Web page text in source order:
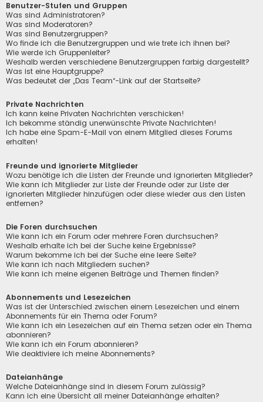
Benutzer-Stufen und Gruppen
Was sind Administratoren?
Was sind Moderatoren?
Was sind Benutzergruppen?
Wo finde ich die Benutzergruppen und wie trete ich ihnen bei?
Wie werde ich Gruppenleiter?
Weshalb werden verschiedene Benutzergruppen farbig dargestellt?
Was ist eine Hauptgruppe?
Was bedeutet der „Das Team“-Link auf der Startseite?
Private Nachrichten
Ich kann keine Privaten Nachrichten verschicken!
Ich bekomme ständig unerwünschte Private Nachrichten!
Ich habe eine Spam-E-Mail von einem Mitglied dieses Forums
erhalten!
Freunde und ignorierte Mitglieder
Wozu benötige ich die Listen der Freunde und ignorierten Mitglieder?
Wie kann ich Mitglieder zur Liste der Freunde oder zur Liste der
ignorierten Mitglieder hinzufügen oder diese wieder aus den Listen
entfernen?
Die Foren durchsuchen
Wie kann ich ein Forum oder mehrere Foren durchsuchen?
Weshalb erhalte ich bei der Suche keine Ergebnisse?
Warum bekomme ich bei der Suche eine leere Seite?
Wie kann ich nach Mitgliedern suchen?
Wie kann ich meine eigenen Beiträge und Themen finden?
Abonnements und Lesezeichen
Was ist der Unterschied zwischen einem Lesezeichen und einem
Abonnements für ein Thema oder Forum?
Wie kann ich ein Lesezeichen auf ein Thema setzen oder ein Thema
abonnieren?
Wie kann ich ein Forum abonnieren?
Wie deaktiviere ich meine Abonnements?
Dateianhänge
Welche Dateianhänge sind in diesem Forum zulässig?
Kann ich eine Übersicht all meiner Dateianhänge erhalten?